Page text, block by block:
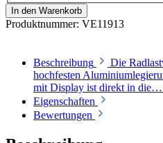
In den Warenkorb
Produktnummer: VE11913
Beschreibung
Die
hochfesten
mit Display ist direkt in die…
Eigenschaften
Bewertungen